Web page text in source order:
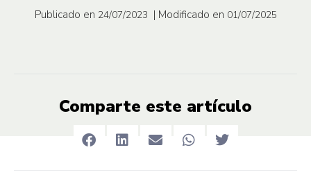
Publicado en 24/07/2023 | Modificado en 01/07/2025
Comparte este artículo